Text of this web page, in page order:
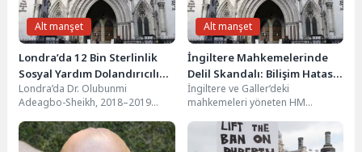
Alt manşet
Londra’da 12 Bin Sterlinlik
Sosyal Yardım Dolandırıcılığı
Yapan Doktor Meslekten Men
Edildi
Londra’da Dr. Olubunmi
Adeagbo-Sheikh, 2018–2019
için sahte ev sahibi ve...
Alt manşet
İngiltere Mahkemelerinde
Delil Skandalı: Bilişim Hatası
Yıllarca Gizlendi
İngiltere ve Galler’deki
mahkemeleri yöneten HM
Servisi (HMCTS), delillerin
kaybolmasına veya görünmez...